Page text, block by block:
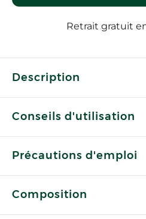
Retrait gratuit
Description
Conseils d'utilisation
Précautions d'emploi
Composition